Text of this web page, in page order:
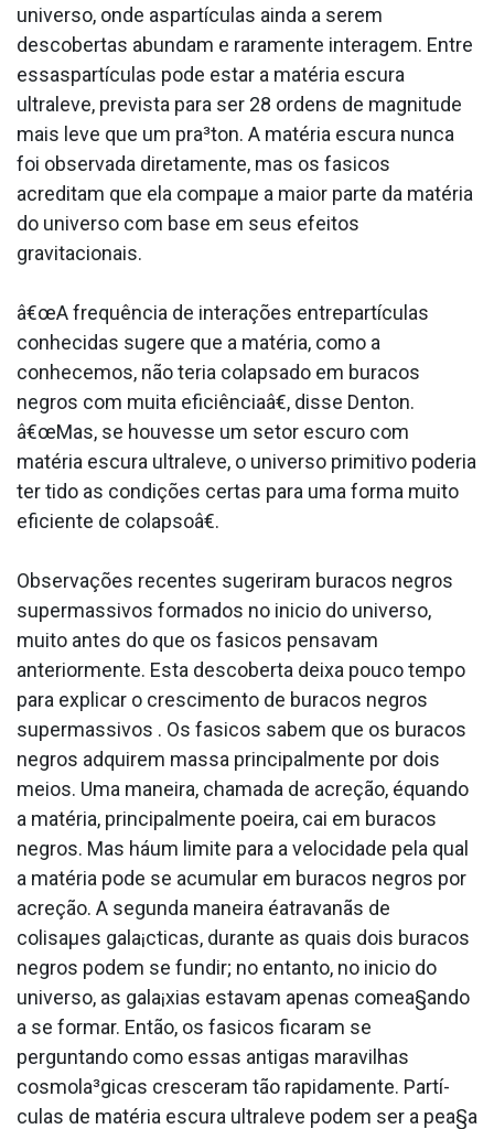
universo, onde aspartículas ainda a serem
descobertas abundam e raramente interagem. Entre
essaspartículas pode estar a matéria escura
ultraleve, prevista para ser 28 ordens de magnitude
mais leve que um pra³ton. A matéria escura nunca
foi observada diretamente, mas os fa­sicos
acreditam que ela compaµe a maior parte da matéria
do universo com base em seus efeitos
gravitacionais.
â€œA frequência de interações entrepartículas
conhecidas sugere que a matéria, como a
conhecemos, não teria colapsado em buracos
negros com muita eficiênciaâ€, disse Denton.
â€œMas, se houvesse um setor escuro com
matéria escura ultraleve, o universo primitivo poderia
ter tido as condições certas para uma forma muito
eficiente de colapsoâ€.
Observações recentes sugeriram buracos negros
supermassivos formados no ini­cio do universo,
muito antes do que os fa­sicos pensavam
anteriormente. Esta descoberta deixa pouco tempo
para explicar o crescimento de buracos negros
supermassivos . Os fa­sicos sabem que os buracos
negros adquirem massa principalmente por dois
meios. Uma maneira, chamada de acreção, équando
a matéria, principalmente poeira, cai em buracos
negros. Mas háum limite para a velocidade pela qual
a matéria pode se acumular em buracos negros por
acreção. A segunda maneira éatravanãs de
colisaµes gala¡cticas, durante as quais dois buracos
negros podem se fundir; no entanto, no ini­cio do
universo, as gala¡xias estavam apenas comea§ando
a se formar. Então, os fa­sicos ficaram se
perguntando como essas antigas maravilhas
cosmola³gicas cresceram tão rapidamente. Partí­
culas de matéria escura ultraleve podem ser a pea§a